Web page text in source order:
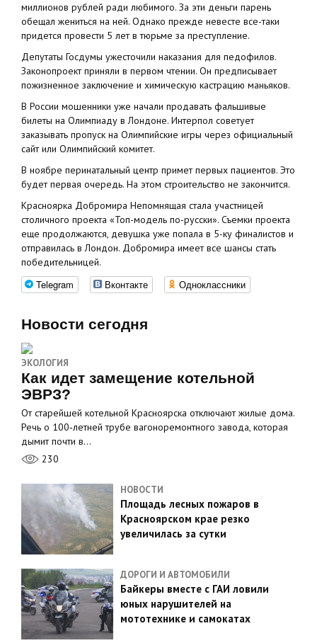
миллионов рублей ради любимого. За эти деньги парень
обещал жениться на ней. Однако прежде невесте все-таки
придется провести 5 лет в тюрьме за преступление.
Депутаты Госдумы ужесточили наказания для педофилов.
Законопроект приняли в первом чтении. Он предписывает
пожизненное заключение и химическую кастрацию маньяков.
В России мошенники уже начали продавать фальшивые
билеты на Олимпиаду в Лондоне. Интерпол советует
заказывать пропуск на Олимпийские игры через официальный
сайт или Олимпийский комитет.
В ноябре перинатальный центр примет первых пациентов. Это
будет первая очередь. На этом строительство не закончится.
Красноярка Добромира Непомнящая стала участницей
столичного проекта «Топ-модель по-русски». Съемки проекта
еще продолжаются, девушка уже попала в 5-ку финалистов и
отправилась в Лондон. Добромира имеет все шансы стать
победительницей.
Telegram Вконтакте Одноклассники
Новости сегодня
ЭКОЛОГИЯ
Как идет замещение котельной
ЭВРЗ?
От старейшей котельной Красноярска отключают жилые дома.
Речь о 100‑летней трубе вагоноремонтного завода, которая
дымит почти в…
230
НОВОСТИ
Площадь лесных пожаров в
Красноярском крае резко
увеличилась за сутки
ДОРОГИ И АВТОМОБИЛИ
Байкеры вместе с ГАИ ловили
юных нарушителей на
мототехнике и самокатах